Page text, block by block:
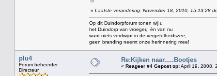
« Laatste verandering: November 18, 2010, 15:13:28
Op dit Duindorpforum tonen wij u
het Duindorp van vroeger, én van nu
want niets verdwijnt in de vergetelheidszee,
geen branding neemt onze herinnering mee!
plu4
Forum beheerder
Directeur
Re:Kijken naar.....Bootjes
« Reageer #4 Gepost op:April 19, 2008,